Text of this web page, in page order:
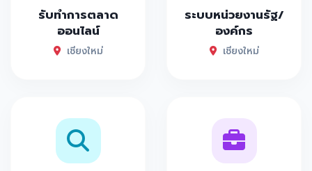
รับทำการตลาด
ออนไลน์
เชียงใหม่
ระบบหน่วยงานรัฐ/
องค์กร
เชียงใหม่